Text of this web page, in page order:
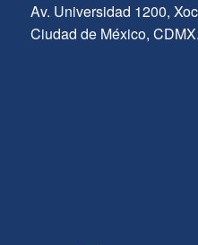
Av. Universidad 1200,
Ciudad de México, CDMX.